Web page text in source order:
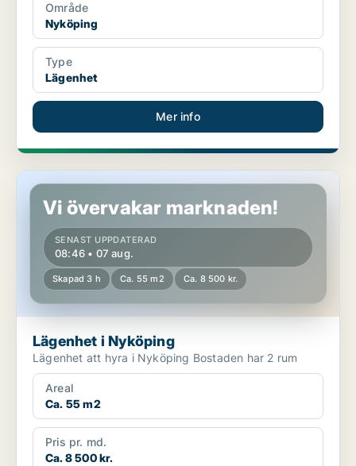
Område
Nyköping
Type
Lägenhet
Mer info
Lägenhet i Nyköping
Vi övervakar marknaden!
SENAST UPPDATERAD
08:46 • 07 aug.
Skapad 3 h Ca. 55 m2 Ca. 8 500 kr.
Lägenhet i Nyköping
Lägenhet att hyra i Nyköping Bostaden har 2 rum
Areal
Ca. 55 m2
Pris pr. md.
Ca. 8 500 kr.